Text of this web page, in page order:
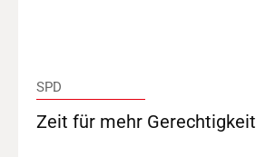
SPD
Zeit für mehr Gerechtigkeit